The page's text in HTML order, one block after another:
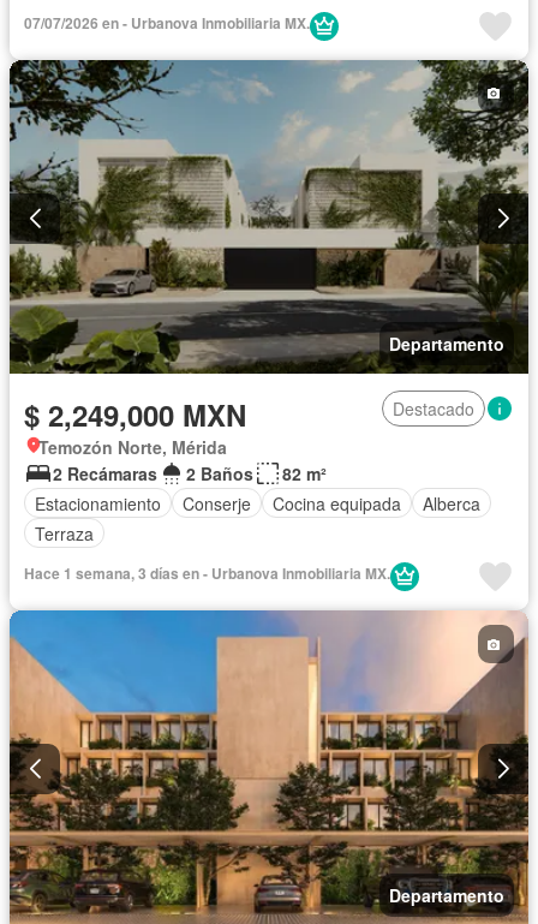
07/07/2026 en - Urbanova Inmobiliaria MX.
Departamento
$ 2,249,000 MXN
Destacado
Temozón Norte, Mérida
2 Recámaras
2 Baños
82 m²
Estacionamiento
Conserje Cocina equipada
Alberca
Terraza
Hace 1 semana, 3 días en - Urbanova Inmobiliaria MX.
Departamento